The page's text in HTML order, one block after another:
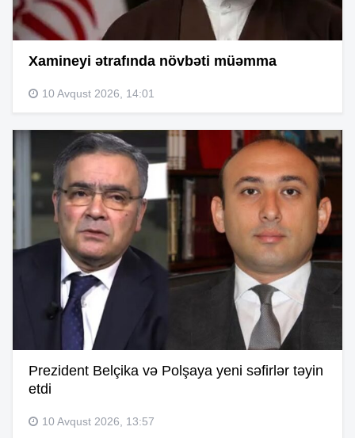
Xamineyi ətrafında növbəti müəmma
10 Avqust 2026, 14:01
Prezident Belçika və Polşaya yeni səfirlər təyin
etdi
10 Avqust 2026, 13:57